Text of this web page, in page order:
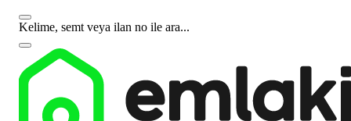
Kelime, semt veya ilan no ile ara...